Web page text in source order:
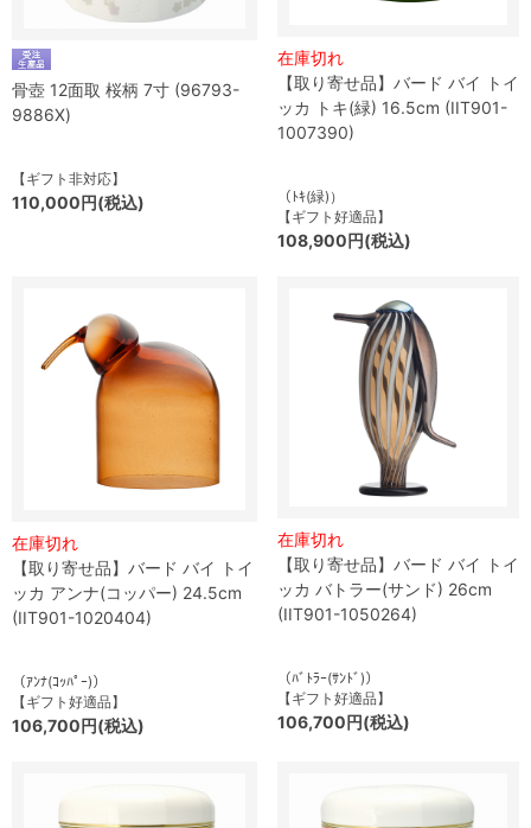
骨壺 12面取 桜柄 7寸 (96793-
9886X)
【ギフト非対応】
110,000円(税込)
在庫切れ
【取り寄せ品】バード バイ トイ
ッカ トキ(緑) 16.5cm (IIT901-
1007390)
（ﾄｷ(緑)）
【ギフト好適品】
108,900円(税込)
在庫切れ
【取り寄せ品】バード バイ トイ
ッカ アンナ(コッパー) 24.5cm
(IIT901-1020404)
（ｱﾝﾅ(ｺｯﾊﾟｰ)）
【ギフト好適品】
106,700円(税込)
在庫切れ
【取り寄せ品】バード バイ トイ
ッカ バトラー(サンド) 26cm
(IIT901-1050264)
（ﾊﾞﾄﾗｰ(ｻﾝﾄﾞ)）
【ギフト好適品】
106,700円(税込)